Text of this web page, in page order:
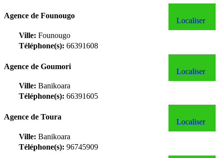
Agence de Founougo
Ville: Founougo
Téléphone(s): 66391608
Localiser
Agence de Goumori
Ville: Banikoara
Téléphone(s): 66391605
Localiser
Agence de Toura
Ville: Banikoara
Téléphone(s): 96745909
Localiser